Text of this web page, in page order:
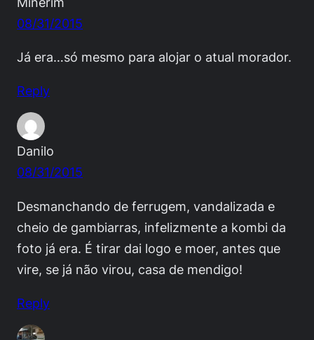
08/31/2015
Já era…só mesmo para alojar o atual morador.
Reply
Danilo
08/31/2015
Desmanchando de ferrugem, vandalizada e
cheio de gambiarras, infelizmente a kombi da
foto já era. É tirar dai logo e moer, antes que
vire, se já não virou, casa de mendigo!
Reply